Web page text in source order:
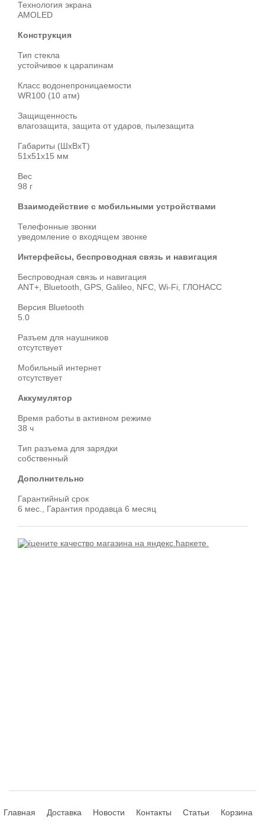
Технология экрана
AMOLED
Конструкция
Тип стекла
устойчивое к царапинам
Класс водонепроницаемости
WR100 (10 атм)
Защищенность
влагозащита, защита от ударов, пылезащита
Габариты (ШхВхТ)
51x51x15 мм
Вес
98 г
Взаимодействие с мобильными устройствами
Телефонные звонки
уведомление о входящем звонке
Интерфейсы, беспроводная связь и навигация
Беспроводная связь и навигация
ANT+, Bluetooth, GPS, Galileo, NFC, Wi-Fi, ГЛОНАСC
Версия Bluetooth
5.0
Разъем для наушников
отсутствует
Мобильный интернет
отсутствует
Аккумулятор
Время работы в активном режиме
38 ч
Тип разъема для зарядки
собственный
Дополнительно
Гарантийный срок
6 мес., Гарантия продавца 6 месяц
Главная Доставка Новости Контакты Статьи Корзина